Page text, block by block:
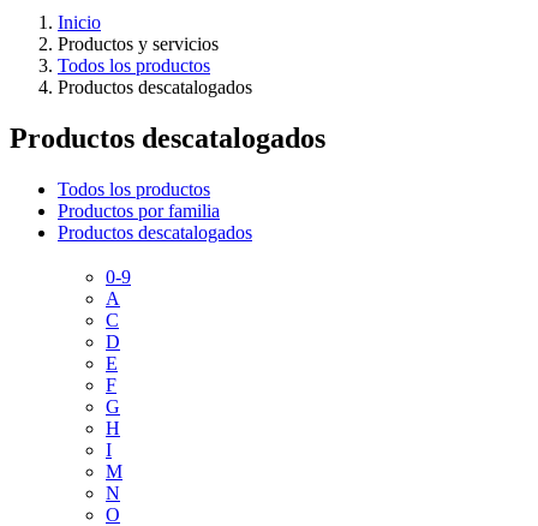
Inicio
Productos y servicios
Todos los productos
Productos descatalogados
Productos descatalogados
Todos los productos
Productos por familia
Productos descatalogados
0-9
A
C
D
E
F
G
H
I
M
N
O